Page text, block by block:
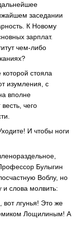
заседании
К Новому
зарплат.
чем-либо
стояла
изумления, с
вполне
чего
И чтобы ноги
Булыгин
Воблу, но
слова молвить:
вот лгунья! Это же
Лощилиным! А